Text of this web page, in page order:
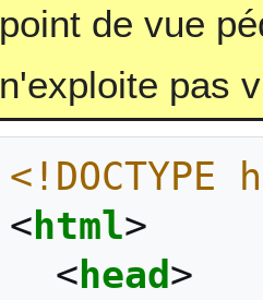
point de vue
n'exploite pas
<!DOCTYPE
< html>
< head >